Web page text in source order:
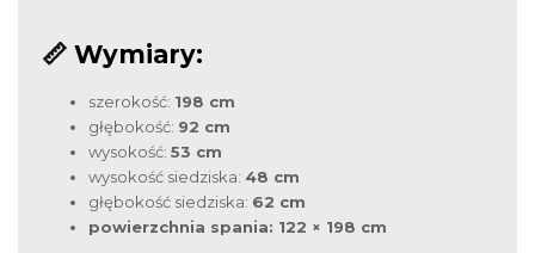
📏 Wymiary:
szerokość: 198 cm
głębokość: 92 cm
wysokość: 53 cm
wysokość siedziska: 48 cm
głębokość siedziska: 62 cm
powierzchnia spania: 122 × 198 cm